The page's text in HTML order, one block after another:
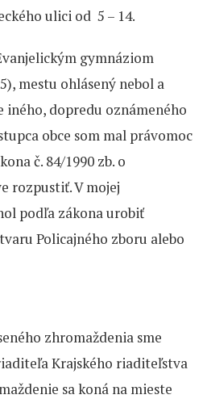
ulici od 5 – 14.
gymnáziom
mestu ohlásený nebol a
iného, dopredu oznámeného
obce som mal právomoc
č. 84/1990 zb. o
rozpustiť. V mojej
podľa zákona urobiť
Policajného zboru alebo
zhromaždenia sme
Krajského riaditeľstva
sa koná na mieste